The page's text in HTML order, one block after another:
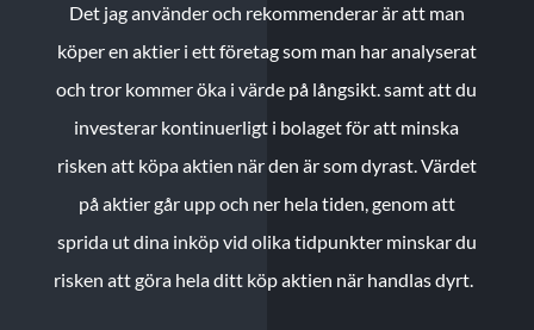
Det jag använder och rekommenderar är att man
köper en aktier i ett företag som man har analyserat
och tror kommer öka i värde på långsikt. samt att du
investerar kontinuerligt i bolaget för att minska
risken att köpa aktien när den är som dyrast. Värdet
på aktier går upp och ner hela tiden, genom att
sprida ut dina inköp vid olika tidpunkter minskar du
risken att göra hela ditt köp aktien när handlas dyrt.